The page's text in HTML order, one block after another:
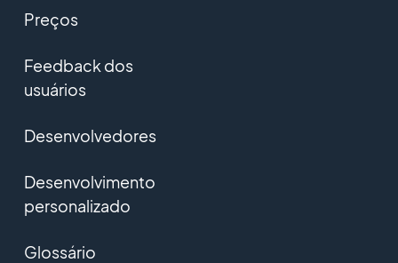
Preços
Feedback dos
usuários
Desenvolvedores
Desenvolvimento
personalizado
Glossário